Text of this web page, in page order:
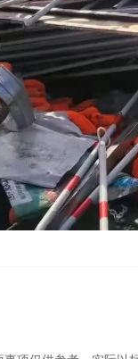
拍卖及重新组织拍卖造
现状进行竞价”的国际惯
细阅读《竞买须知 》并
视为竞买人对自身
竞买人是否去现场
等全部信息无任何
申请人可在缴纳竞买
注册的，一经查实即